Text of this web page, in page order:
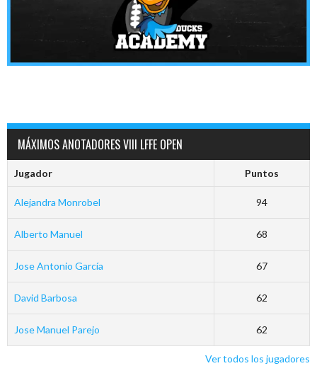
MÁXIMOS ANOTADORES VIII LFFE OPEN
Jugador Puntos
Alejandra Monrobel 94
Alberto Manuel 68
Jose Antonio García 67
David Barbosa 62
Jose Manuel Parejo 62
Ver todos los jugadores